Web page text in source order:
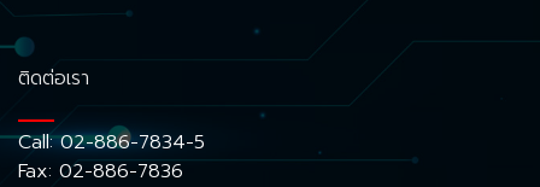
ติดต่อเรา
Call:02-886-7834-5
Fax: 02-886-7836